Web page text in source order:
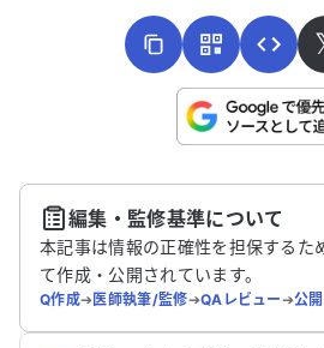
こちらは送信専用のフォームです。
送信する
編集・監修基準について
本記事は情報の正確性を担保するた
て作成・公開されています。
Q作成➔医師執筆/監修➔QAレビュー➔公開